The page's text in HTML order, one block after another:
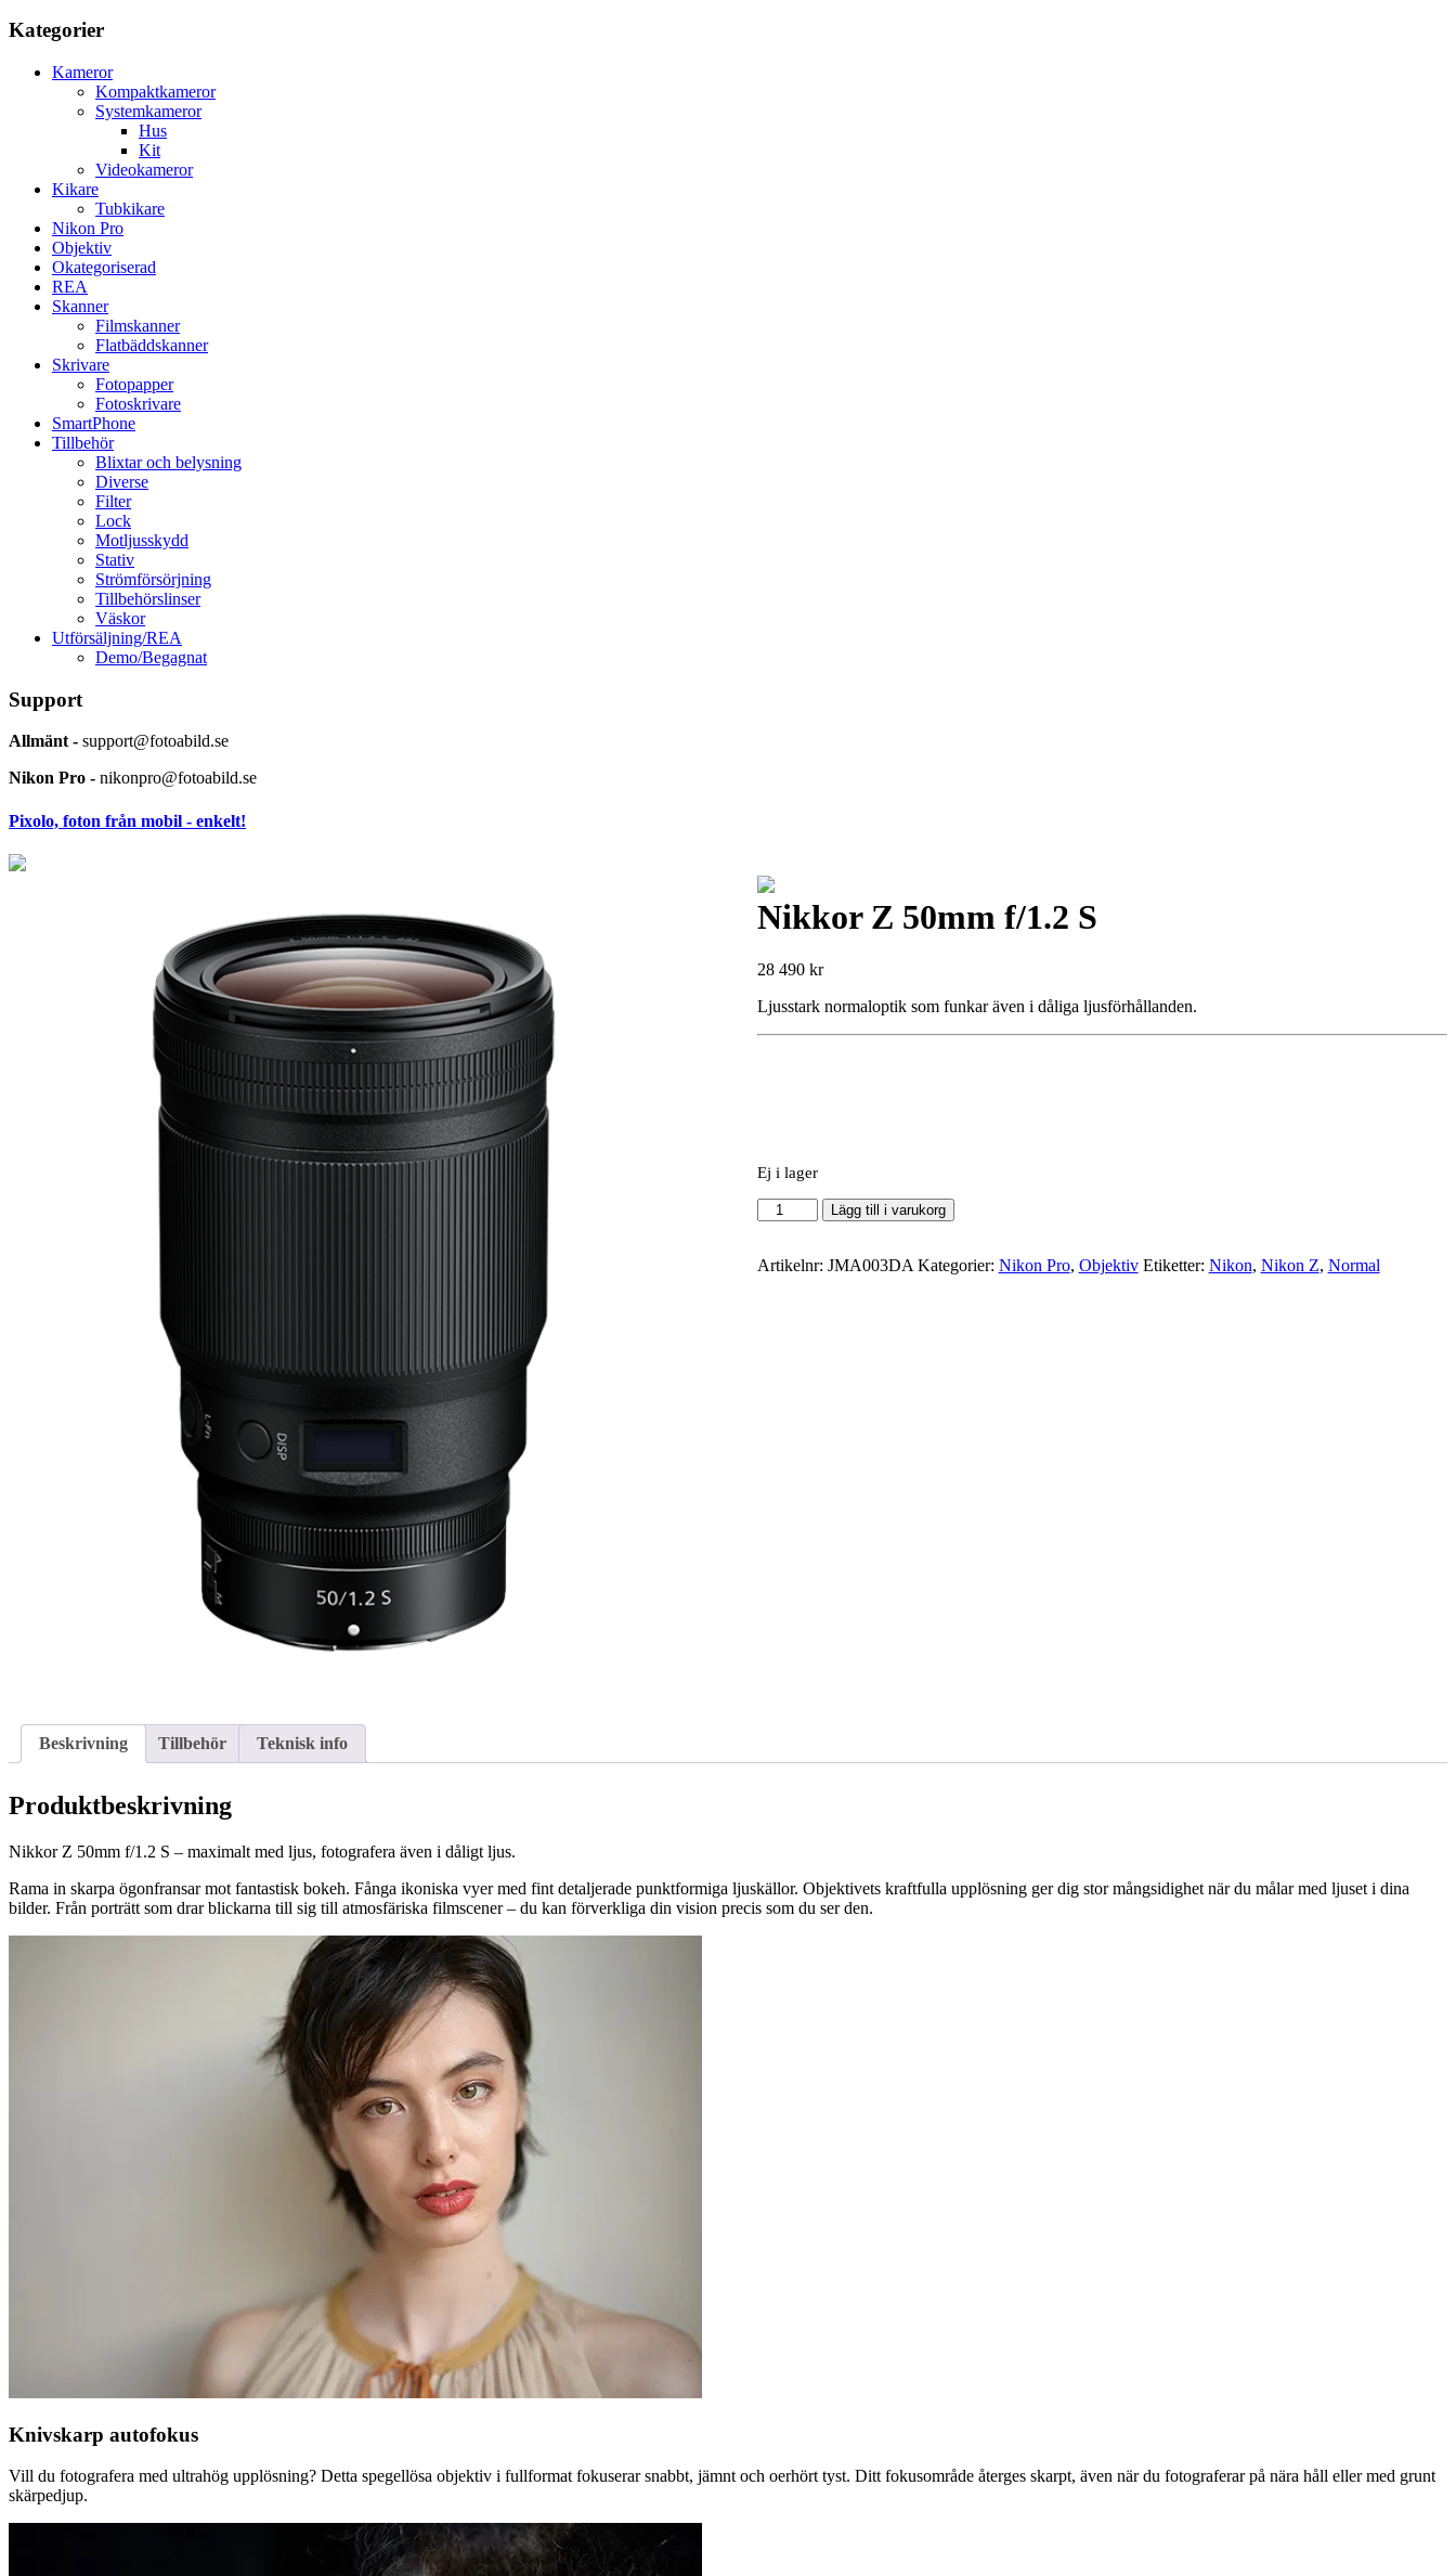
Kategorier
Kameror
Kompaktkameror
Systemkameror
Hus
Kit
Videokameror
Kikare
Tubkikare
Nikon Pro
Objektiv
Okategoriserad
REA
Skanner
Filmskanner
Flatbäddskanner
Skrivare
Fotopapper
Fotoskrivare
SmartPhone
Tillbehör
Blixtar och belysning
Diverse
Filter
Lock
Motljusskydd
Stativ
Strömförsörjning
Tillbehörslinser
Väskor
Utförsäljning/REA
Demo/Begagnat
Support
Allmänt - support@fotoabild.se
Nikon Pro - nikonpro@fotoabild.se
Pixolo, foton från mobil - enkelt!
Nikkor Z 50mm f/1.2 S
28 490 kr
Ljusstark normaloptik som funkar även i dåliga ljusförhållanden.
Ej i lager
Nikkor
Z
f/1.2
Lägg till i varukorg
Artikelnr: JMA003DA Kategorier: Nikon Pro, Objektiv Etiketter: Nikon, Nikon Z, Normal
Beskrivning Tillbehör Teknisk info
Produktbeskrivning
Nikkor Z 50mm f/1.2 S – maximalt med ljus, fotografera även i dåligt ljus.
Rama in skarpa ögonfransar mot fantastisk bokeh. Fånga ikoniska vyer med fint detaljerade punktformiga ljuskällor. Objektivets kraftfulla upplösning ger dig stor mångsidighet när du målar med ljuset i dina
bilder. Från porträtt som drar blickarna till sig till atmosfäriska filmscener – du kan förverkliga din vision precis som du ser den.
Knivskarp autofokus
Vill du fotografera med ultrahög upplösning? Detta spegellösa objektiv i fullformat fokuserar snabbt, jämnt och oerhört tyst. Ditt fokusområde återges skarpt, även när du fotograferar på nära håll eller med grunt
skärpedjup.